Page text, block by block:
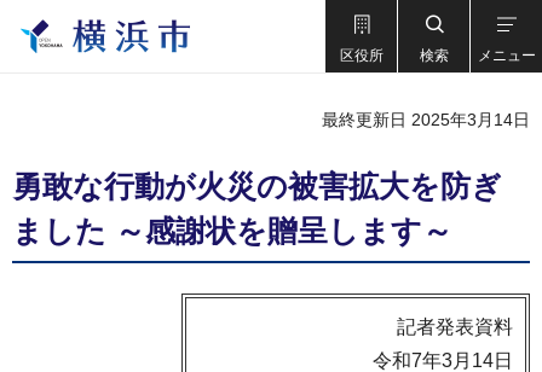
区役所 検索 メニュー
最終更新日 2025年3月14日
勇敢な行動が火災の被害拡大を防ぎ
ました ～感謝状を贈呈します～
記者発表資料
令和7年3月14日